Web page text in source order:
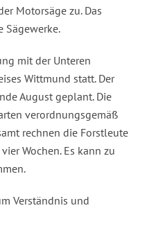
Motorsäge zu. Das
Sägewerke.
mit der Unteren
Wittmund statt. Der
August geplant. Die
verordnungsgemäß
rechnen die Forstleute
Wochen. Es kann zu
Verständnis und